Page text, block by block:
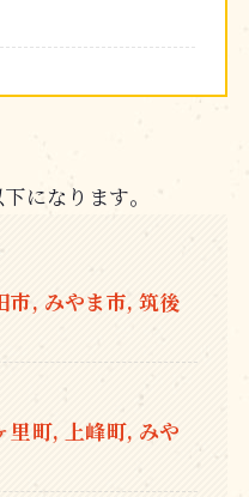
になります。
市, みやま市, 筑後
里町, 上峰町, みや